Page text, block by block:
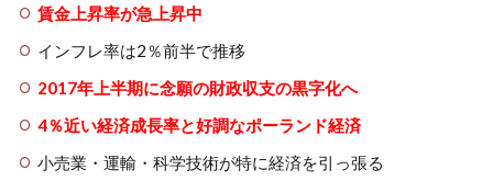
賃金上昇率が急上昇中
インフレ率は2％前半で推移
2017年上半期に念願の財政収支の黒字化へ
4％近い経済成長率と好調なポーランド経済
小売業・運輸・科学技術が特に経済を引っ張る